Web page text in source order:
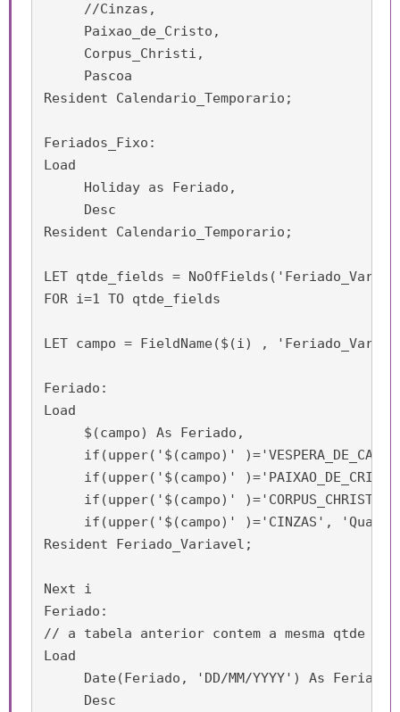
//Cinzas,
Paixao_de_Cristo,
Corpus_Christi,
Pascoa
Resident Calendario_Temporario;
Feriados_Fixo:
Load
Holiday as Feriado,
Desc
Resident Calendario_Temporario;
LET qtde_fields =
FOR i=1 TO qtde_fields
LET campo = FieldName($(i) ,
Feriado:
Load
$(campo) As Feriado,
if(upper('$(campo)'
if(upper('$(campo)'
if(upper('$(campo)'
if(upper('$(campo)' )='CINZAS', 'Quarta
Resident Feriado_Variavel;
Next i
Feriado:
// a tabela anterior contem a mesma qtde de
Load
Date(Feriado, 'DD/MM/YYYY') As Feriado,
Desc